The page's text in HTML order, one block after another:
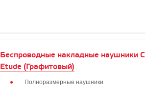
Беспроводные накладные наушники
Etude (Графитовый)
Полноразмерные наушники